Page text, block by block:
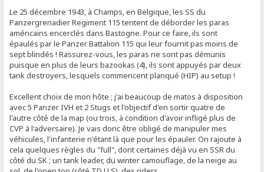
Le 25 décembre 1943, à Champs, en Belgique, les SS du
Panzergrenadier Regiment 115 tentent de déborder les paras
américains encerclés dans Bastogne. Pour ce faire, ils sont
épaulés par le Panzer Battalion 115 qui leur fournit pas moins de
sept blindés ! Rassurez-vous, les paras ne sont pas démunis
puisque en plus de leurs bazookas (4), ils sont appuyés par deux
tank destroyers, lesquels commencent planqué (HIP) au setup !
Excellent choix de mon hôte ; j'ai beaucoup de matos à disposition
avec 5 Panzer IVH et 2 Stugs et l'objectif d'en sortir quatre de
l'autre côté de la map (ou trois, à condition d'avoir infligé plus de
CVP à l'adversaire). Je vais donc être obligé de manipuler mes
véhicules, l'infanterie n'étant là que pour les épauler. On rajoute à
cela quelques règles du "full", dont certaines déjà vu en SSR du
côté du SK ; un tank leader, du winter camouflage, de la neige au